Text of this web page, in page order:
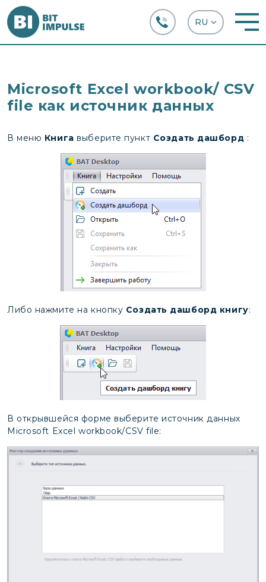
Microsoft Excel workbook/ CSV
file как источник данных
В меню Книгавыберите пункт Создать дашборд :
Либо нажмите на кнопку Создать дашборд книгу:
В открывшейся форме выберите источник данных
Microsoft Excel workbook/CSV file: